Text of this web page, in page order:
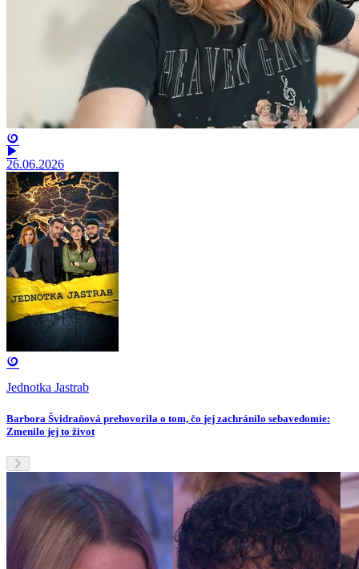
26.06.2026
Jednotka Jastrab
Barbora Švidraňová prehovorila o tom, čo jej zachránilo sebavedomie:
Zmenilo jej to život